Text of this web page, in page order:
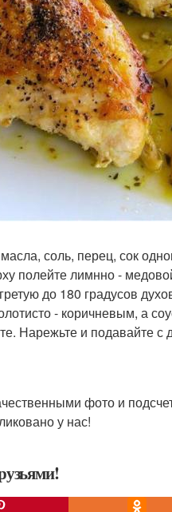
соль, перец, сок
полейте лимнно -
до 180 градусов
- коричневым, а
Нарежьте и подавайте
фото и
у нас!